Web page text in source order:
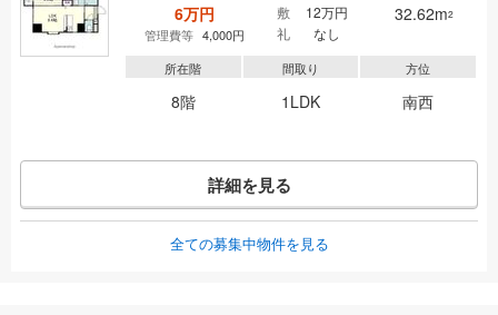
6万円
管理費等 4,000円
敷
12万円
礼
なし
32.62m2
所在階
8階
間取り
1LDK
方位
南西
詳細を見る
全ての募集中物件を見る